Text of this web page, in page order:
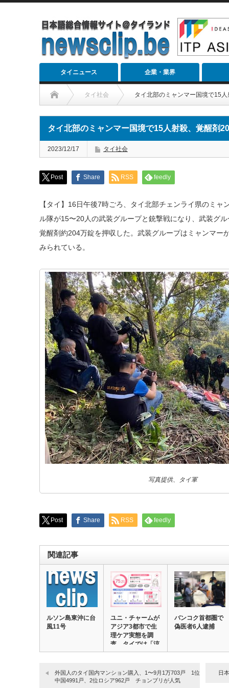
タイニュース 企業・業界
タイ社会 タイ北部のミャンマー国境で15
タイ北部のミャンマー国境で15人射殺、覚醒剤
2023/12/17 タイ社会
Post Share RSS feedly
【タイ】16日午後7時ごろ、タイ北部チェンライ県のミ
ル隊が15〜20人の武装グループと銃撃戦になり、武装グ
覚醒剤約204万錠を押収した。武装グループはミャンマー
みられている。
写真提供、タイ軍
Post Share RSS feedly
関連記事
ルソン島東沖に台
風11号
ユニ・チャームが
アジア3都市で生
理ケア実態を調
査 タイでは「涼
感…
バンコク首都圏で
偽医者6人逮捕
外国人のタイ国内マンション購入、1〜9月1万703戸 1位
中国4991戸、2位ロシア962戸 チョンブリが人気
日